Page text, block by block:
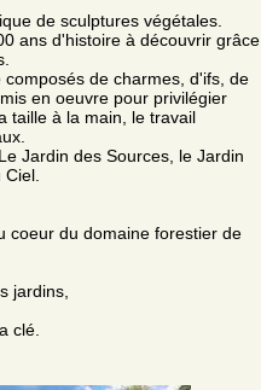
de sculptures végétales.
ans d'histoire à découvrir grâce
de charmes, d'ifs, de
en oeuvre pour privilégier
taille à la main, le travail
Jardin des Sources, le Jardin
coeur du domaine forestier de
jardins,
clé.